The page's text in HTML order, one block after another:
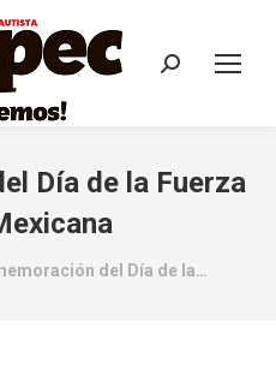
Día de la Fuerza
del Día de la…